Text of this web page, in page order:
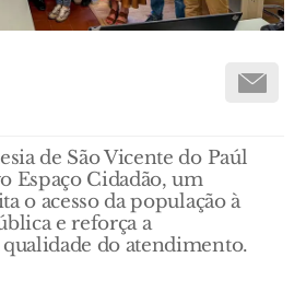
de São Vicente do Paúl
Espaço Cidadão, um
o acesso da população à
e reforça a
do atendimento.